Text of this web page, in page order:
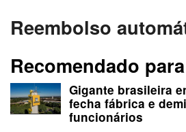
Reembolso
Recomendado
Gigante brasileira
fecha fábrica e
funcionários